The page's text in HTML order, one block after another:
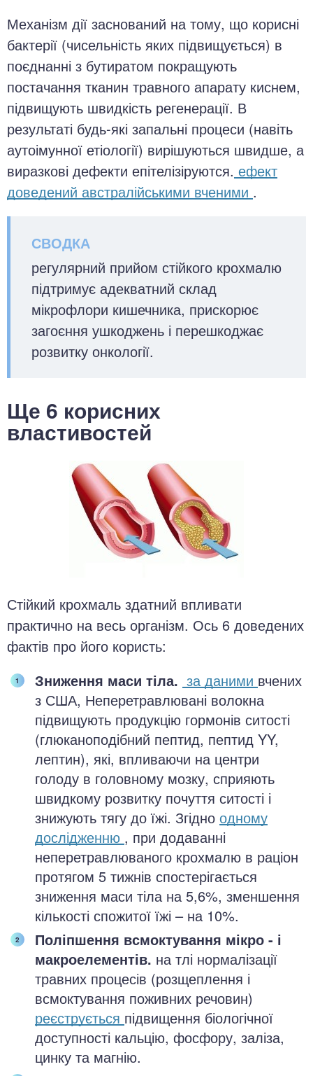
Механізм дії заснований на тому, що корисні
бактерії (чисельність яких підвищується) в
поєднанні з бутиратом покращують
постачання тканин травного апарату киснем,
підвищують швидкість регенерації. В
результаті будь-які запальні процеси (навіть
аутоімунної етіології) вирішуються швидше, а
виразкові дефекти епітелізіруются. ефект
доведений австралійськими вченими .
регулярний прийом стійкого крохмалю
підтримує адекватний склад
мікрофлори кишечника, прискорює
загоєння ушкоджень і перешкоджає
розвитку онкології.
Ще 6 корисних
властивостей
Стійкий крохмаль здатний впливати
практично на весь організм. Ось 6 доведених
фактів про його користь:
Зниження маси тіла. за даними вчених
з США, Неперетравлювані волокна
підвищують продукцію гормонів ситості
(глюканоподібний пептид, пептид YY,
лептин), які, впливаючи на центри
голоду в головному мозку, сприяють
швидкому розвитку почуття ситості і
знижують тягу до їжі. Згідно одному
дослідженню , при додаванні
неперетравлюваного крохмалю в раціон
протягом 5 тижнів спостерігається
зниження маси тіла на 5,6%, зменшення
кількості спожитої їжі – на 10%.
Поліпшення всмоктування мікро - і
макроелементів. на тлі нормалізації
травних процесів (розщеплення і
всмоктування поживних речовин)
реєструється підвищення біологічної
доступності кальцію, фосфору, заліза,
цинку та магнію.